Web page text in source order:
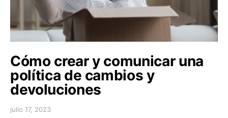
Cómo crear y comunicar una
política de cambios y
devoluciones
julio 17, 2023